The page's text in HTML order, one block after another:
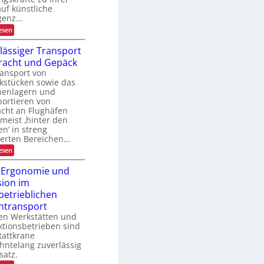
n
m
a
n
a
g
e
m
e
n
t
A
-
P
r
ä
s
e
n
z
künstliche
:
K
-
N
u
t
z
u
n
g
i
n
d
e
r
L
o
g
i
s
i
k
Transport
und Gepäck
von
sowie das
und
von
an Flughäfen
‚hinter den
in streng
Bereichen…
:
Z
v
e
r
l
ä
s
s
i
g
e
r
und
im
Werkstätten und
sind
zuverlässig